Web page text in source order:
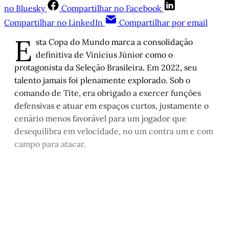
no Bluesky
Compartilhar no Facebook
Compartilhar no LinkedIn
Compartilhar por email
E sta Copa do Mundo marca a consolidação
definitiva de Vinícius Júnior como o
protagonista da Seleção Brasileira. Em 2022, seu
talento jamais foi plenamente explorado. Sob o
comando de Tite, era obrigado a exercer funções
defensivas e atuar em espaços curtos, justamente o
cenário menos favorável para um jogador que
desequilibra em velocidade, no um contra um e com
campo para atacar.